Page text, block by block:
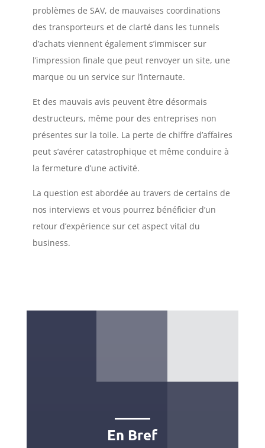
problèmes de SAV, de mauvaises coordinations
des transporteurs et de clarté dans les tunnels
d’achats viennent également s’immiscer sur
l’impression finale que peut renvoyer un site, une
marque ou un service sur l’internaute.
Et des mauvais avis peuvent être désormais
destructeurs, même pour des entreprises non
présentes sur la toile. La perte de chiffre d’affaires
peut s’avérer catastrophique et même conduire à
la fermeture d’une activité.
La question est abordée au travers de certains de
nos interviews et vous pourrez bénéficier d’un
retour d’expérience sur cet aspect vital du
business.
En Bref